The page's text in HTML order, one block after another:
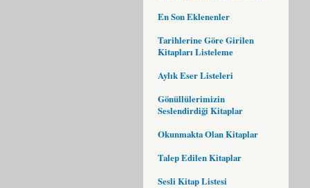
En Son Eklenenler
Tarihlerine Göre Girilen
Kitapları Listeleme
Aylık Eser Listeleri
Gönüllülerimizin
Seslendirdiği Kitaplar
Okunmakta Olan Kitaplar
Talep Edilen Kitaplar
Sesli Kitap Listesi